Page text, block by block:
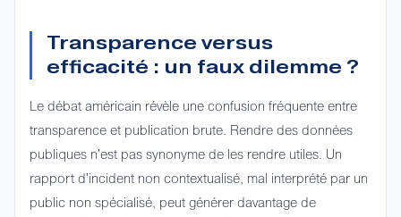
Transparence versus
efficacité : un faux dilemme ?
Le débat américain révèle une confusion fréquente entre
transparence et publication brute. Rendre des données
publiques n'est pas synonyme de les rendre utiles. Un
rapport d'incident non contextualisé, mal interprété par un
public non spécialisé, peut générer davantage de